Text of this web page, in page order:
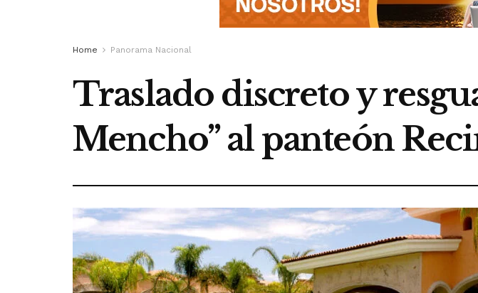
Home Panorama Nacional
Traslado discreto y
Mencho” al panteón